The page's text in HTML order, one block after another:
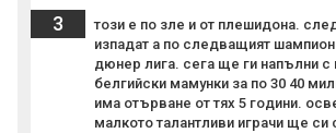
3
този е по зле и от плешидона.
изпадат а по следващият
дюнер лига. сега ще ги напълни с
белгийски мамунки за по 30 40
има отърване от тях 5 години.
малкото талантливи играчи ще си